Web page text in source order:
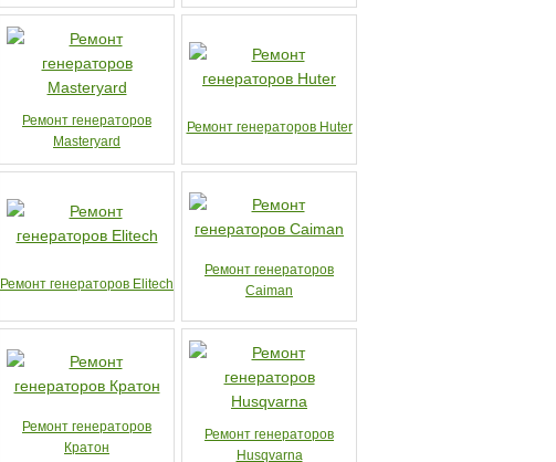
Ремонт генераторов
Masteryard
Ремонт генераторов Huter
Ремонт генераторов Elitech
Ремонт генераторов
Caiman
Ремонт генераторов
Кратон
Ремонт генераторов
Husqvarna